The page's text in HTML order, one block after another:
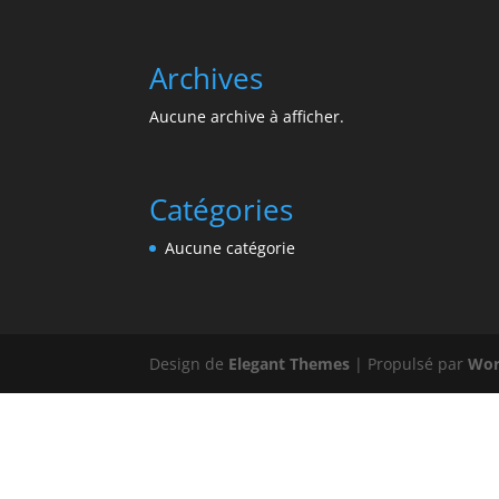
Archives
Aucune archive à afficher.
Catégories
Aucune catégorie
Design de Elegant Themes | Propulsé par